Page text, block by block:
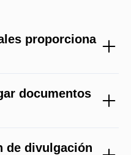
proporciona
documentos
de divulgación